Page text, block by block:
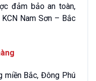
đảm bảo an toàn,
Nam Sơn – Bắc
miền Bắc, Đông Phú